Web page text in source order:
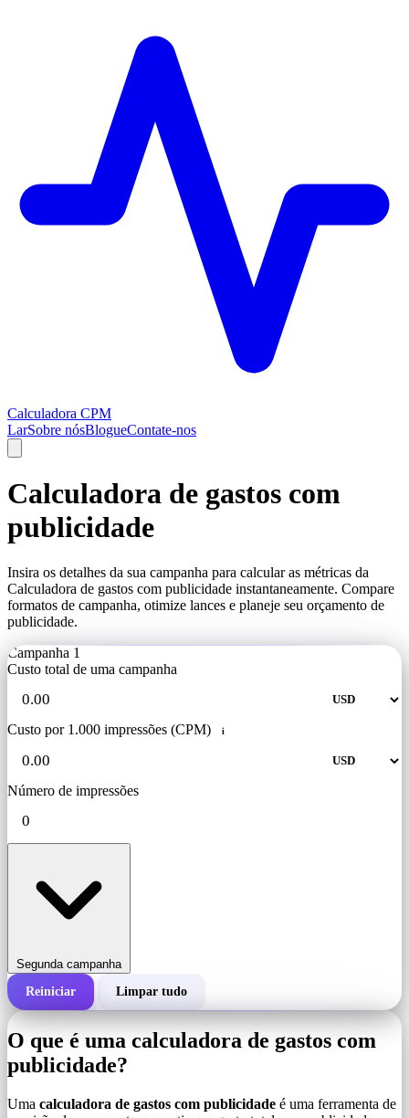
Calculadora CPM
LarSobre nósBlogueContate-nos
Calculadora de gastos com
publicidade
Insira os detalhes da sua campanha para calcular as métricas da
Calculadora de gastos com publicidade instantaneamente. Compare
formatos de campanha, otimize lances e planeje seu orçamento de
publicidade.
Campanha 1
Custo total de uma campanha
Custo por 1.000 impressões (CPM) i
Número de impressões
Segunda campanha
Custo total de uma campanha
Custo por 1.000 impressões (CPM)
Reiniciar Limpar tudo
O que é uma calculadora de gastos com
publicidade?
Uma calculadora de gastos com publicidade é uma ferramenta de